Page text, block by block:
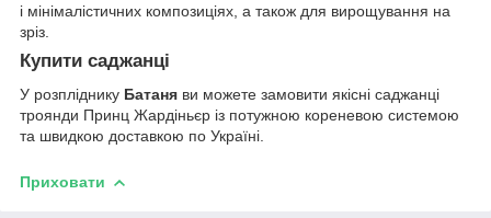
і мінімалістичних композиціях, а також для вирощування на
зріз.
Купити саджанці
У розпліднику Батаня ви можете замовити якісні саджанці
троянди Принц Жардіньєр із потужною кореневою системою
та швидкою доставкою по Україні.
Приховати